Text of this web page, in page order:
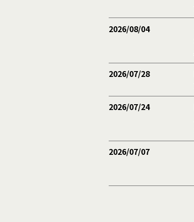
2026/08/04
2026/07/28
2026/07/24
2026/07/07